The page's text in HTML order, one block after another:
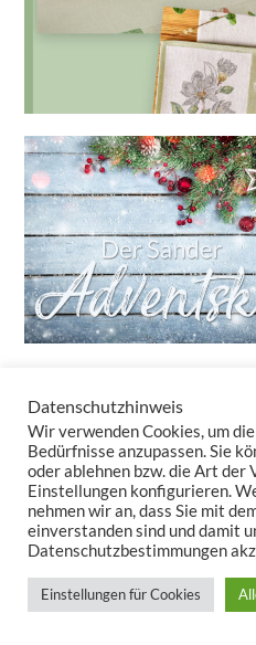
24 Türchen – 24 tolle
Auch in diesem Jahr bringt
täglich kleine Freuden – ganz
nur Rabatte, sondern auch
Kissen Ihr Zuhause in eine
Lassen Sie uns zusammen den
auspacken – Türchen für
Datenschutzhinweis
Wir verwenden Cookies, um
Bedürfnisse anzupassen. Sie
oder ablehnen bzw. die Art der
Einstellungen konfigurieren.
nehmen wir an, dass Sie mit
einverstanden sind und damit
Datenschutzbestimmungen
Einstellungen für Cookies